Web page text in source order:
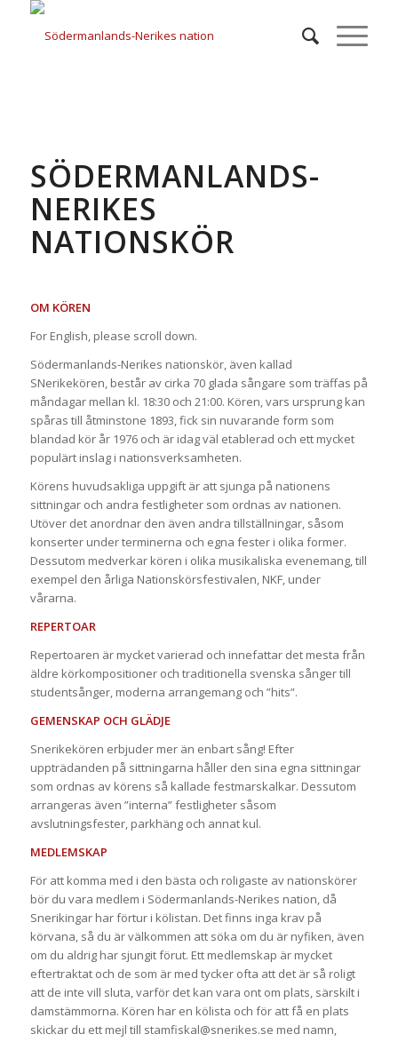
SÖDERMANLANDS-
NERIKES
NATIONSKÖR
OM KÖREN
For English, please scroll down.
Södermanlands-Nerikes nationskör, även kallad
SNerikekören, består av cirka 70 glada sångare som träffas på
måndagar mellan kl. 18:30 och 21:00. Kören, vars ursprung kan
spåras till åtminstone 1893, fick sin nuvarande form som
blandad kör år 1976 och är idag väl etablerad och ett mycket
populärt inslag i nationsverksamheten.
Körens huvudsakliga uppgift är att sjunga på nationens
sittningar och andra festligheter som ordnas av nationen.
Utöver det anordnar den även andra tillställningar, såsom
konserter under terminerna och egna fester i olika former.
Dessutom medverkar kören i olika musikaliska evenemang, till
exempel den årliga Nationskörsfestivalen, NKF, under
vårarna.
REPERTOAR
Repertoaren är mycket varierad och innefattar det mesta från
äldre körkompositioner och traditionella svenska sånger till
studentsånger, moderna arrangemang och ”hits”.
GEMENSKAP OCH GLÄDJE
Snerikekören erbjuder mer än enbart sång! Efter
uppträdanden på sittningarna håller den sina egna sittningar
som ordnas av körens så kallade festmarskalkar. Dessutom
arrangeras även ”interna” festligheter såsom
avslutningsfester, parkhäng och annat kul.
MEDLEMSKAP
För att komma med i den bästa och roligaste av nationskörer
bör du vara medlem i Södermanlands-Nerikes nation, då
Snerikingar har förtur i kölistan. Det finns inga krav på
körvana, så du är välkommen att söka om du är nyfiken, även
om du aldrig har sjungit förut. Ett medlemskap är mycket
eftertraktat och de som är med tycker ofta att det är så roligt
att de inte vill sluta, varför det kan vara ont om plats, särskilt i
damstämmorna. Kören har en kölista och för att få en plats
skickar du ett mejl till stamfiskal@snerikes.se med namn,